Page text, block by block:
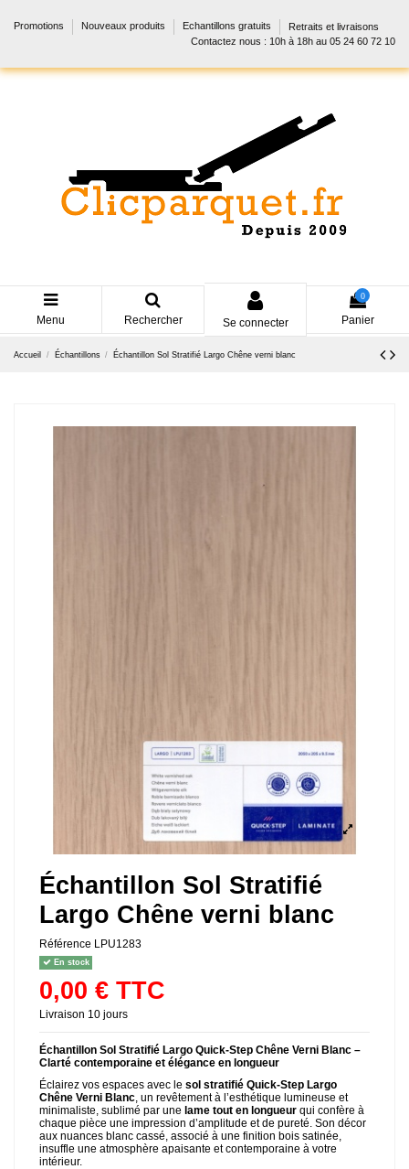
Promotions Nouveaux produits Echantillons gratuits
Retraits et livraisons
Contactez nous : 10h à 18h au 05 24 60 72 10
Menu Rechercher Se connecter
0
Panier
Accueil Échantillons Échantillon Sol Stratifié Largo Chêne verni blanc
Échantillon Sol Stratifié
Largo Chêne verni blanc
Référence LPU1283
En stock
0,00 € TTC
Livraison 10 jours
Échantillon Sol Stratifié Largo Quick-Step Chêne Verni Blanc –
Clarté contemporaine et élégance en longueur
Éclairez vos espaces avec le sol stratifié Quick-Step Largo
Chêne Verni Blanc, un revêtement à l’esthétique lumineuse et
minimaliste, sublimé par une lame tout en longueur qui confère à
chaque pièce une impression d’amplitude et de pureté. Son décor
aux nuances blanc cassé, associé à une finition bois satinée,
insuffle une atmosphère apaisante et contemporaine à votre
intérieur.